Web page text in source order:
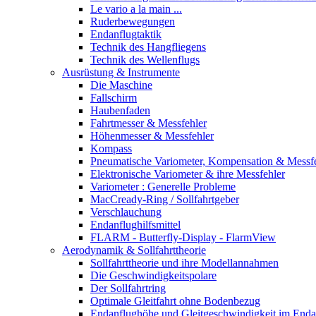
Le vario a la main ...
Ruderbewegungen
Endanflugtaktik
Technik des Hangfliegens
Technik des Wellenflugs
Ausrüstung & Instrumente
Die Maschine
Fallschirm
Haubenfaden
Fahrtmesser & Messfehler
Höhenmesser & Messfehler
Kompass
Pneumatische Variometer, Kompensation &
Elektronische Variometer & ihre Messfehler
Variometer : Generelle Probleme
MacCready-Ring / Sollfahrtgeber
Verschlauchung
Endanflughilfsmittel
FLARM - Butterfly-Display - FlarmView
Aerodynamik & Sollfahrttheorie
Sollfahrttheorie und ihre Modellannahmen
Die Geschwindigkeitspolare
Der Sollfahrtring
Optimale Gleitfahrt ohne Bodenbezug
Endanflughöhe und Gleitgeschwindigkeit im